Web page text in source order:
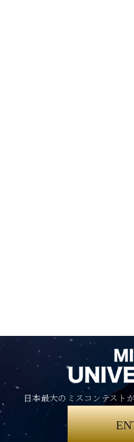
日本最大のミスコンテスト